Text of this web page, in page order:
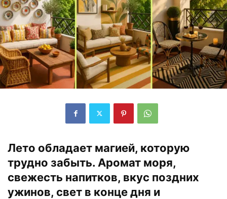
Лето обладает магией, которую
трудно забыть. Аромат моря,
свежесть напитков, вкус поздних
ужинов, свет в конце дня и